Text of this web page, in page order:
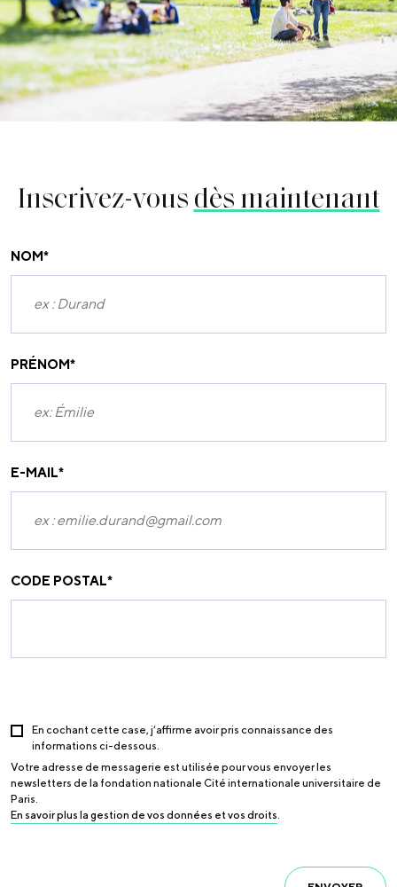
Inscrivez-vousdès maintenant
NOM*
PRÉNOM*
E-MAIL*
CODE POSTAL*
En cochant cette case, j’affirme avoir pris connaissance des
informations ci-dessous.
Votre adresse de messagerie est utilisée pour vous envoyer les
newsletters de la fondation nationale Cité internationale universitaire de
Paris.
En savoir plus la gestion de vos données et vos droits.